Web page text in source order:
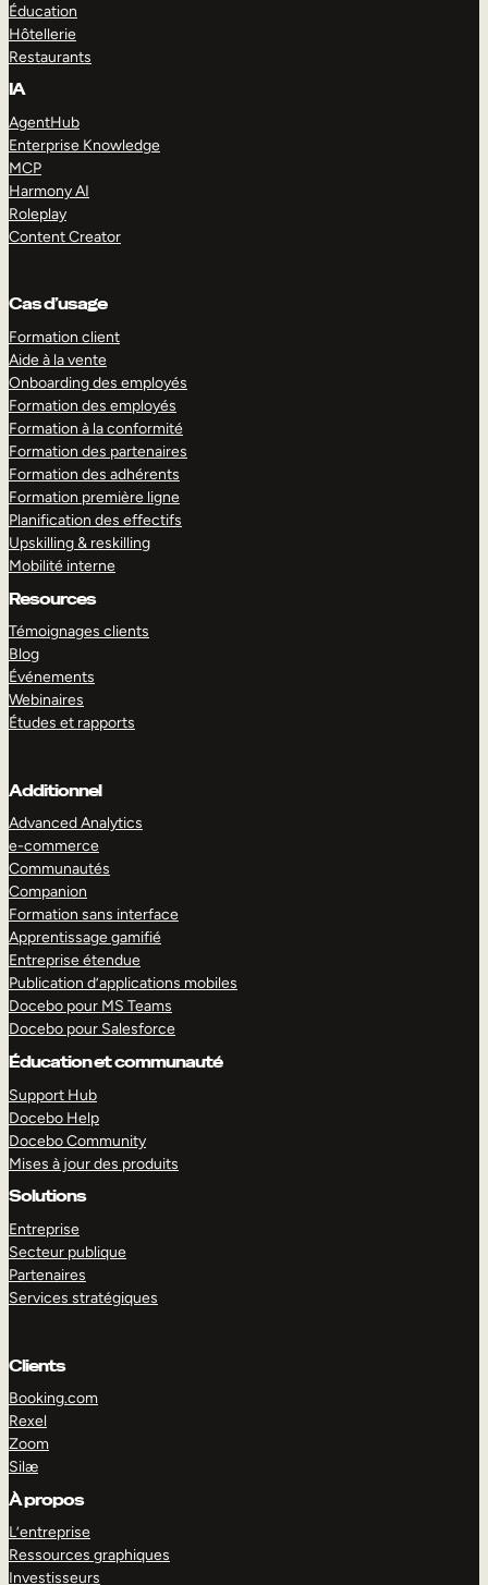
Éducation
Hôtellerie
Restaurants
IA
AgentHub
Enterprise Knowledge
MCP
Harmony AI
Roleplay
Content Creator
Cas d’usage
Formation client
Aide à la vente
Onboarding des employés
Formation des employés
Formation à la conformité
Formation des partenaires
Formation des adhérents
Formation première ligne
Planification des effectifs
Upskilling & reskilling
Mobilité interne
Resources
Témoignages clients
Blog
Événements
Webinaires
Études et rapports
Additionnel
Advanced Analytics
e-commerce
Communautés
Companion
Formation sans interface
Apprentissage gamifié
Entreprise étendue
Publication d’applications mobiles
Docebo pour MS Teams
Docebo pour Salesforce
Éducation et communauté
Support Hub
Docebo Help
Docebo Community
Mises à jour des produits
Solutions
Entreprise
Secteur publique
Partenaires
Services stratégiques
Clients
Booking.com
Rexel
Zoom
Silæ
À propos
L’entreprise
Ressources graphiques
Investisseurs